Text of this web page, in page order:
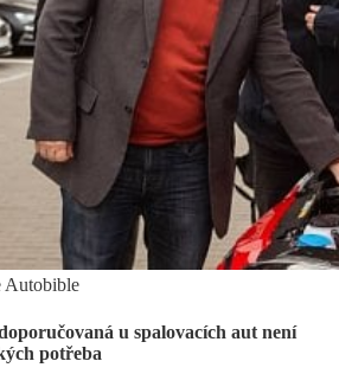
Autobible
u spalovacích aut není
potřeba